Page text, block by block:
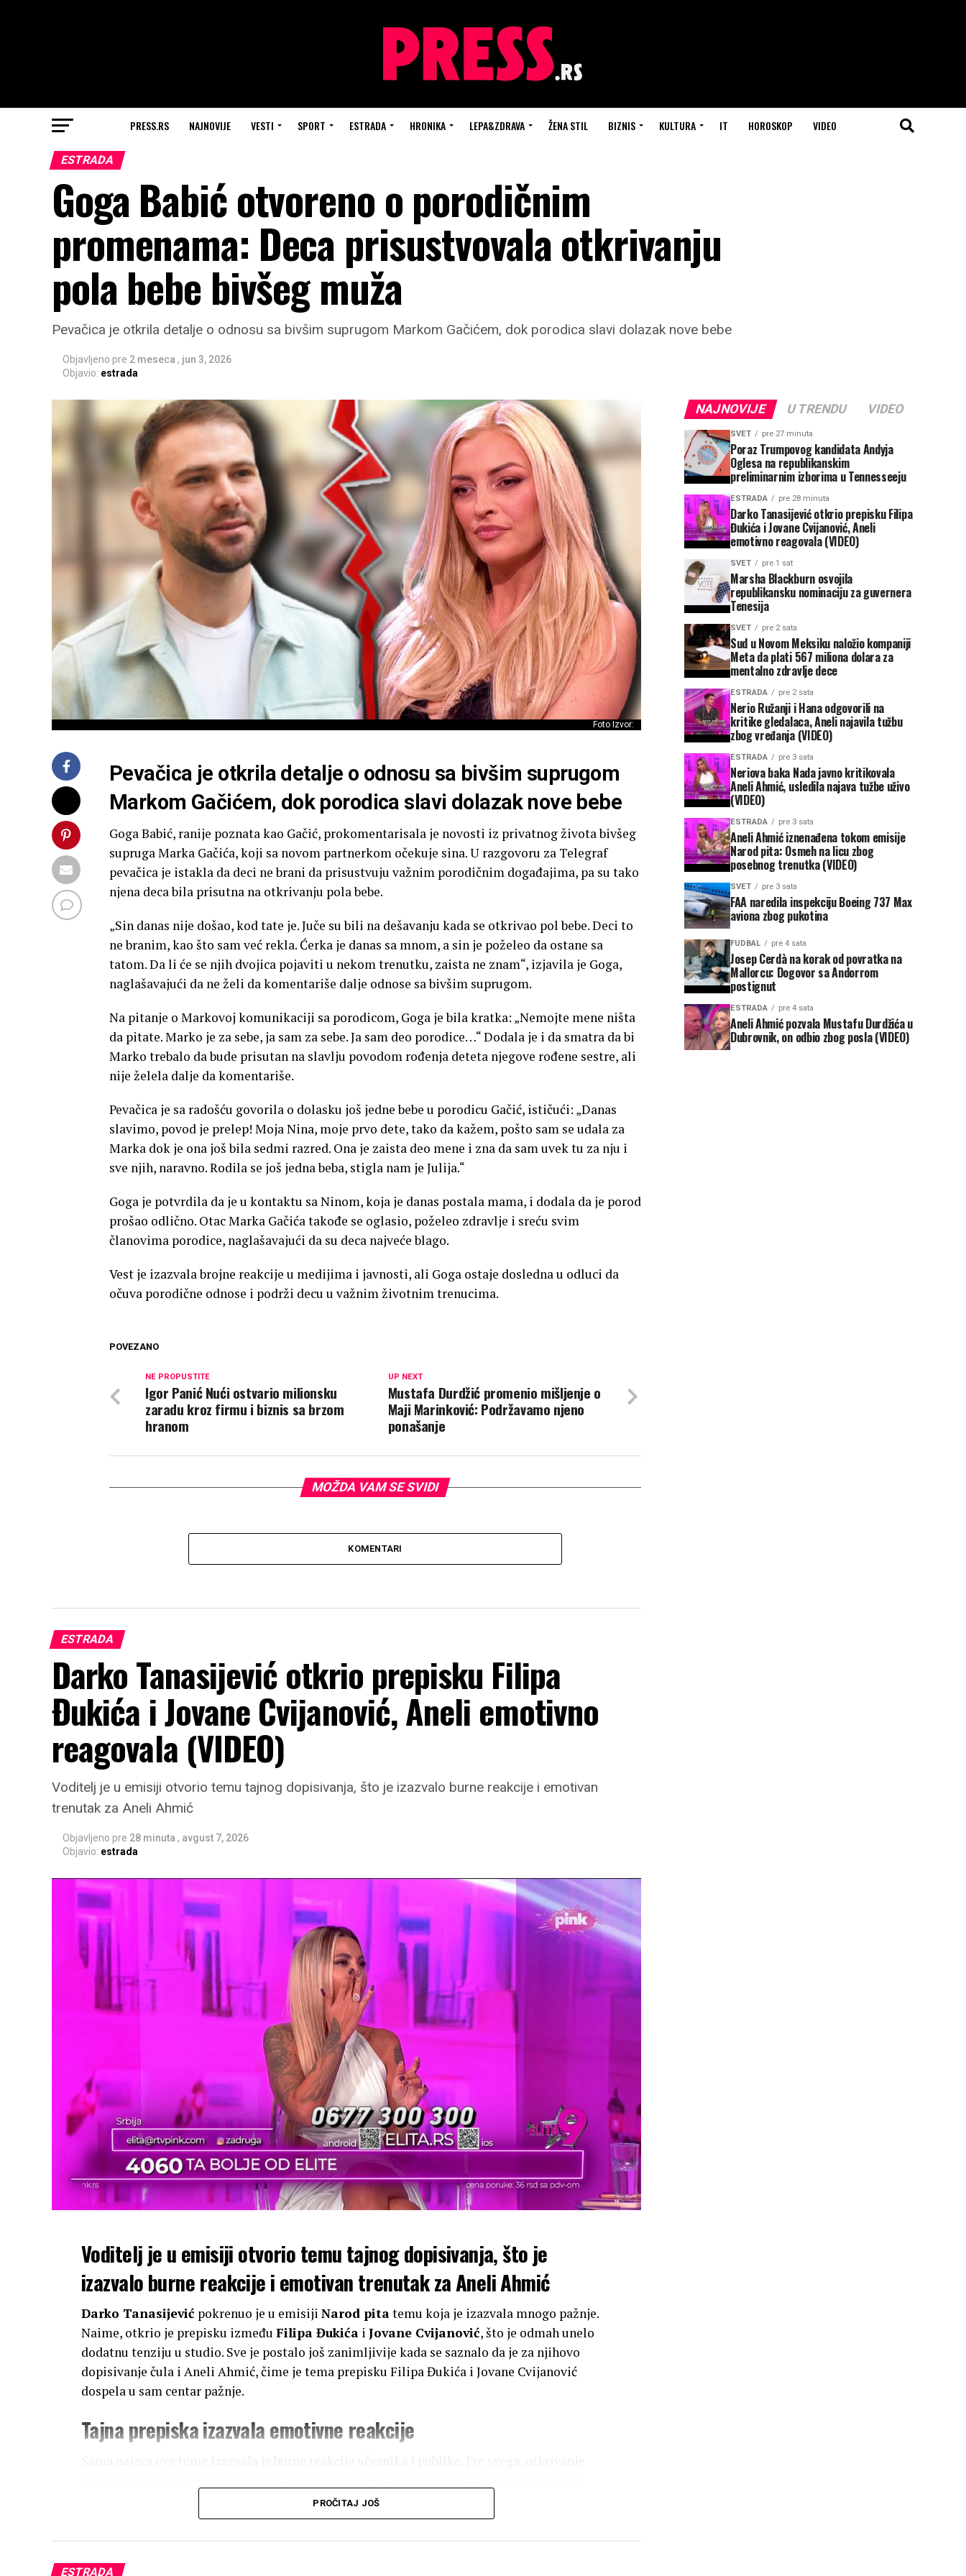
PRESS.RS NAJNOVIJE VESTI SPORT ESTRADA HRONIKA LEPA&ZDRAVA ŽENA STIL BIZNIS KULTURA IT HOROSKOP VIDEO
ESTRADA
Goga Babić otvoreno o porodičnim
promenama: Deca prisustvovala otkrivanju
pola bebe bivšeg muža
Pevačica je otkrila detalje o odnosu sa bivšim suprugom Markom Gačićem, dok porodica slavi dolazak nove bebe
Objavljeno pre 2 meseca , jun 3, 2026
Objavio: estrada
Foto Izvor:
Pevačica je otkrila detalje o odnosu sa bivšim suprugom
Markom Gačićem, dok porodica slavi dolazak nove bebe
Goga Babić, ranije poznata kao Gačić, prokomentarisala je novosti iz privatnog života bivšeg
supruga Marka Gačića, koji sa novom partnerkom očekuje sina. U razgovoru za Telegraf
pevačica je istakla da deci ne brani da prisustvuju važnim porodičnim događajima, pa su tako
njena deca bila prisutna na otkrivanju pola bebe.
„Sin danas nije došao, kod tate je. Juče su bili na dešavanju kada se otkrivao pol bebe. Deci to
ne branim, kao što sam već rekla. Ćerka je danas sa mnom, a sin je poželeo da ostane sa
tatom. Da li će se njih dvojica pojaviti u nekom trenutku, zaista ne znam“, izjavila je Goga,
naglašavajući da ne želi da komentariše dalje odnose sa bivšim suprugom.
Na pitanje o Markovoj komunikaciji sa porodicom, Goga je bila kratka: „Nemojte mene ništa
da pitate. Marko je za sebe, ja sam za sebe. Ja sam deo porodice…“ Dodala je i da smatra da bi
Marko trebalo da bude prisutan na slavlju povodom rođenja deteta njegove rođene sestre, ali
nije želela dalje da komentariše.
Pevačica je sa radošću govorila o dolasku još jedne bebe u porodicu Gačić, ističući: „Danas
slavimo, povod je prelep! Moja Nina, moje prvo dete, tako da kažem, pošto sam se udala za
Marka dok je ona još bila sedmi razred. Ona je zaista deo mene i zna da sam uvek tu za nju i
sve njih, naravno. Rodila se još jedna beba, stigla nam je Julija.“
Goga je potvrdila da je u kontaktu sa Ninom, koja je danas postala mama, i dodala da je porod
prošao odlično. Otac Marka Gačića takođe se oglasio, poželeo zdravlje i sreću svim
članovima porodice, naglašavajući da su deca najveće blago.
Vest je izazvala brojne reakcije u medijima i javnosti, ali Goga ostaje dosledna u odluci da
očuva porodične odnose i podrži decu u važnim životnim trenucima.
POVEZANO
UP NEXT
Mustafa Durdžić promenio mišljenje o
Maji Marinković: Podržavamo njeno
ponašanje
NE PROPUSTITE
Igor Panić Nući ostvario milionsku
zaradu kroz firmu i biznis sa brzom
hranom
MOŽDA VAM SE SVIDI
KOMENTARI
ESTRADA
Darko Tanasijević otkrio prepisku Filipa
Đukića i Jovane Cvijanović, Aneli emotivno
reagovala (VIDEO)
Voditelj je u emisiji otvorio temu tajnog dopisivanja, što je izazvalo burne reakcije i emotivan
trenutak za Aneli Ahmić
Objavljeno pre 28 minuta , avgust 7, 2026
Objavio: estrada
Voditelj je u emisiji otvorio temu tajnog dopisivanja, što je
izazvalo burne reakcije i emotivan trenutak za Aneli Ahmić
Darko Tanasijević pokrenuo je u emisiji Narod pitatemu koja je izazvala mnogo pažnje.
Naime, otkrio je prepisku između Filipa Đukića i Jovane Cvijanović, što je odmah unelo
dodatnu tenziju u studio. Sve je postalo još zanimljivije kada se saznalo da je za njihovo
dopisivanje čula i Aneli Ahmić, čime je tema prepisku Filipa Đukića i Jovane Cvijanović
dospela u sam centar pažnje.
Tajna prepiska izazvala emotivne reakcije
krila razočaranje. S druge strane, studio je sa velikim interesovanjem pratio svaki detalj koji
je voditelj izneo na ovu temu.
Detalji iz emisije Narod pita
PROČITAJ JOŠ
ESTRADA
NAJNOVIJE U TRENDU VIDEO
SVET pre 27 minuta
Poraz Trumpovog kandidata Andyja
Oglesa na republikanskim
preliminarnim izborima u Tennesseeju
ESTRADA pre 28 minuta
Darko Tanasijević otkrio prepisku Filipa
Đukića i Jovane Cvijanović, Aneli
emotivno reagovala (VIDEO)
SVET pre 1 sat
Marsha Blackburn osvojila
republikansku nominaciju za guvernera
Tenesija
SVET pre 2 sata
Sud u Novom Meksiku naložio kompaniji
Meta da plati 567 miliona dolara za
mentalno zdravlje dece
ESTRADA pre 2 sata
Nerio Ružanji i Hana odgovorili na
kritike gledalaca, Aneli najavila tužbu
zbog vređanja (VIDEO)
ESTRADA pre 3 sata
Neriova baka Nada javno kritikovala
Aneli Ahmić, usledila najava tužbe uživo
(VIDEO)
ESTRADA pre 3 sata
Aneli Ahmić iznenađena tokom emisije
Narod pita: Osmeh na licu zbog
posebnog trenutka (VIDEO)
SVET pre 3 sata
FAA naredila inspekciju Boeing 737 Max
aviona zbog pukotina
FUDBAL pre 4 sata
Josep Cerdà na korak od povratka na
Mallorcu: Dogovor sa Andorrom
postignut
ESTRADA pre 4 sata
Aneli Ahmić pozvala Mustafu Durdžića u
Dubrovnik, on odbio zbog posla (VIDEO)